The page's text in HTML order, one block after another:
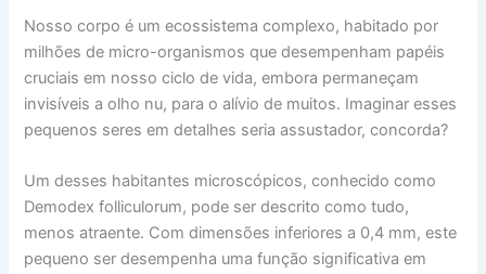
Nosso corpo é um ecossistema complexo, habitado por
milhões de micro-organismos que desempenham papéis
cruciais em nosso ciclo de vida, embora permaneçam
invisíveis a olho nu, para o alívio de muitos. Imaginar esses
pequenos seres em detalhes seria assustador, concorda?
Um desses habitantes microscópicos, conhecido como
Demodex folliculorum, pode ser descrito como tudo,
menos atraente. Com dimensões inferiores a 0,4 mm, este
pequeno ser desempenha uma função significativa em